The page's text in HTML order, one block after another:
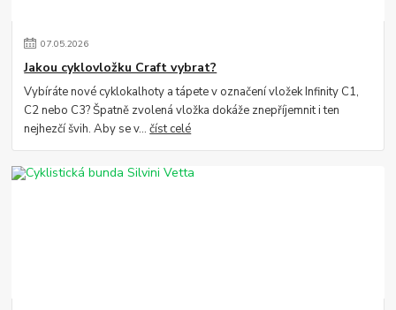
07.05.2026
Jakou cyklovložku Craft vybrat?
Vybíráte nové cyklokalhoty a tápete v označení vložek Infinity C1,
C2 nebo C3? Špatně zvolená vložka dokáže znepříjemnit i ten
nejhezčí švih. Aby se v...číst celé